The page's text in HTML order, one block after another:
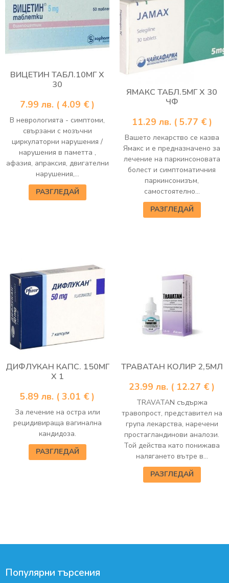
ВИЦЕТИН ТАБЛ.10МГ Х
30
7.99 лв. ( 4.09 € )
В неврологията - симптоми,
свързани с мозъчни
циркулаторни нарушения /
нарушения в паметта ,
афазия, апраксия, двигателни
нарушения,...
РАЗГЛЕДАЙ
ЯМАКС ТАБЛ.5МГ Х 30
ЧФ
11.29 лв. ( 5.77 € )
Вашето лекарство се казва
Ямакс и е предназначено за
лечение на паркинсоновата
болест и симптоматичния
паркинсонизъм,
самостоятелно...
РАЗГЛЕДАЙ
ДИФЛУКАН КАПС. 150МГ
Х 1
5.89 лв. ( 3.01 € )
За лечение на остра или
рецидивираща вагинална
кандидоза.
РАЗГЛЕДАЙ
ТРАВАТАН КОЛИР 2,5МЛ
23.99 лв. ( 12.27 € )
TRAVATAN съдържа
травопрост, представител на
група лекарства, наречени
простагландинови аналози.
Той действа като понижава
налягането вътре в...
РАЗГЛЕДАЙ
Популярни търсения